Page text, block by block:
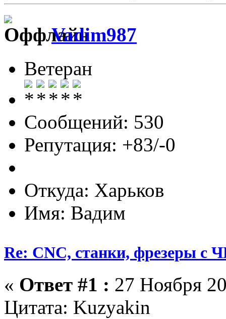
Vadim987
Ветеран
Сообщений: 530
Репутация: +83/-0
Откуда: Харьков
Имя: Вадим
Re: CNC, станки, фрезеры с
« Ответ #1 : 27 Ноября
Цитата: Kuzyakin